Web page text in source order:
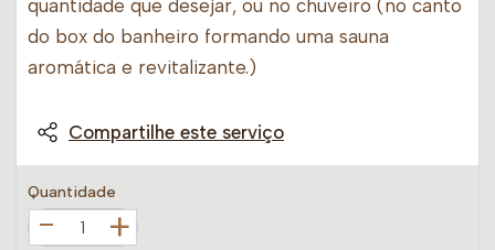
quantidade que desejar, ou no chuveiro (no canto
do box do banheiro formando uma sauna
aromática e revitalizante.)
Compartilhe este serviço
Quantidade
+